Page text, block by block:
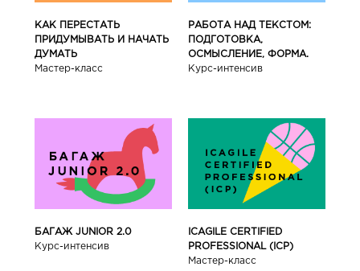
КАК ПЕРЕСТАТЬ
ПРИДУМЫВАТЬ И НАЧАТЬ
ДУМАТЬ
Мастер-класс
РАБОТА НАД ТЕКСТОМ:
ПОДГОТОВКА,
ОСМЫСЛЕНИЕ, ФОРМА.
Курс-интенсив
БАГАЖ JUNIOR 2.0
Курс-интенсив
ICAGILE CERTIFIED
PROFESSIONAL (ICP)
Мастер-класс